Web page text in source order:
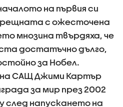
на първия си
с ожесточена
мнозина твърдяха, че
достатъчно дълго,
за Нобел.
САЩ Джими Картър
за мир през 2002
след напускането на